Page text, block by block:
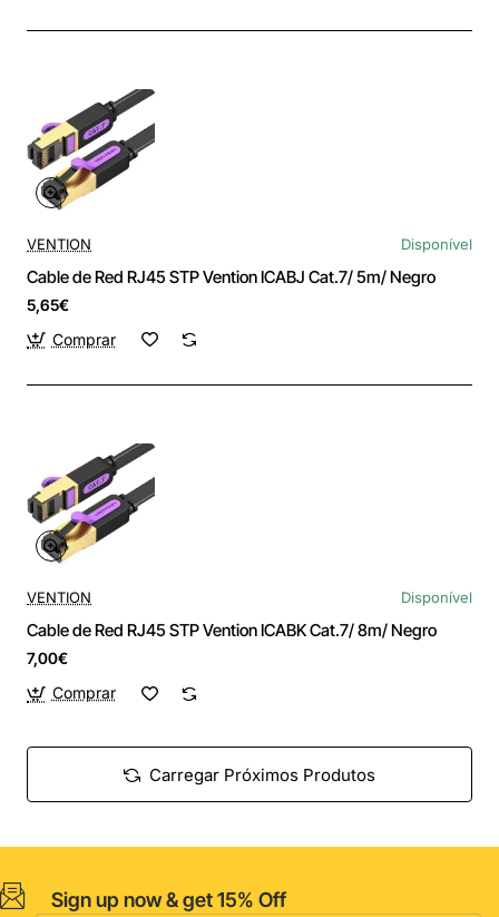
VENTION Disponível
Cable de Red RJ45 STP Vention ICABJ Cat.7/ 5m/ Negro
5,65€
Comprar
VENTION Disponível
Cable de Red RJ45 STP Vention ICABK Cat.7/ 8m/ Negro
7,00€
Comprar
Carregar Próximos Produtos
Sign up now & get 15% Off